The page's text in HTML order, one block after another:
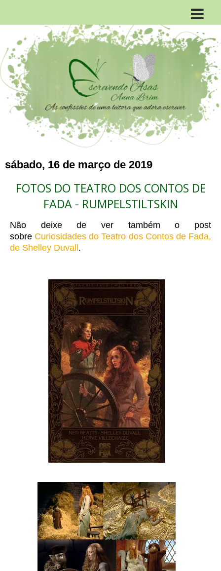
sábado, 16 de março de 2019
FOTOS DO TEATRO DOS CONTOS DE
FADA - RUMPELSTILTSKIN
Não deixe de ver também o post
sobre Curiosidades do Teatro dos Contos de Fada,
de Shelley Duvall.